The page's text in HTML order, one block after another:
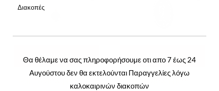
ΔΙΑΒΆΣΤΕ
ΠΕΡΙΣΣΌΤΕΡΑ
ΔΙΑΒΆΣΤΕ
ΠΕΡΙΣΣΌΤΕΡΑ
Διακοπές
Θα θέλαμε να σας πληροφορήσουμε οτι απο 7 έως 24
Αυγούστου δεν θα εκτελούνται Παραγγελίες λόγω
καλοκαιρινών διακοπών